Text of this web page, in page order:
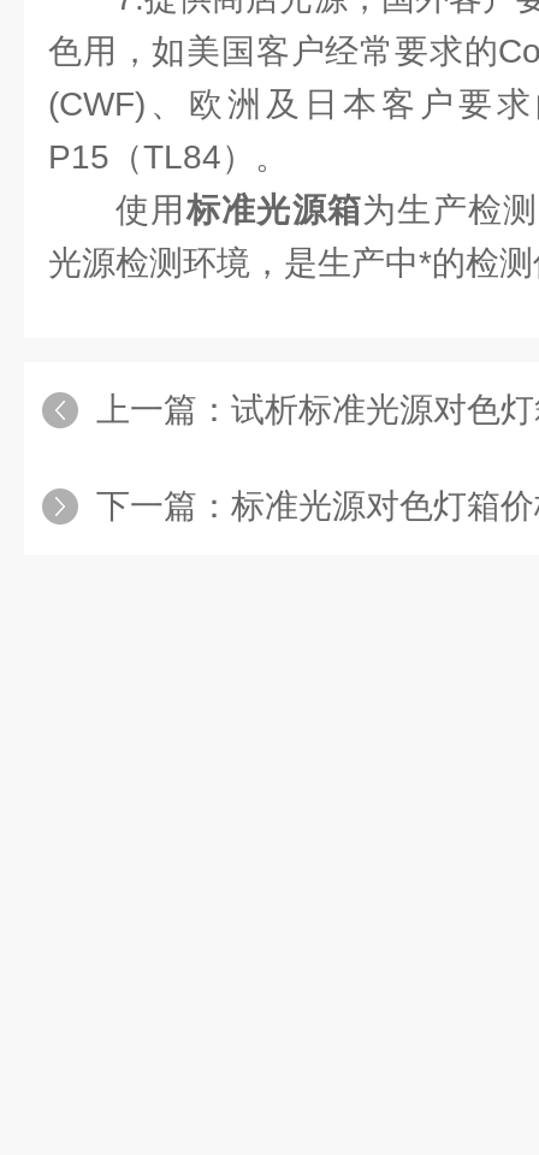
色用，如美国客户经常要求的
(CWF)、欧洲及日本客户要求
P15（TL84）。
使用标准光源箱为生产检
光源检测环境，是生产中*的检
上一篇： 试析标准光源对色灯箱
下一篇： 标准光源对色灯箱